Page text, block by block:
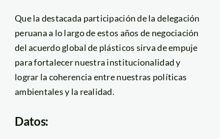
Que la destacada participación de la delegación
peruana a lo largo de estos años de negociación
del acuerdo global de plásticos sirva de empuje
para fortalecer nuestra institucionalidad y
lograr la coherencia entre nuestras políticas
ambientales y la realidad.
Datos: